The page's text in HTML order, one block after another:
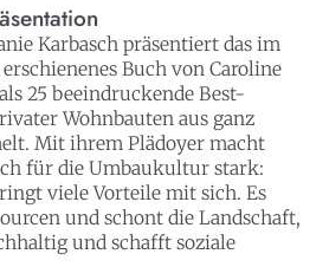
Karbasch präsentiert das im
Buch von Caroline
25 beeindruckende Best-
Wohnbauten aus ganz
Mit ihrem Plädoyer macht
für die Umbaukultur stark:
viele Vorteile mit sich. Es
und schont die Landschaft,
und schafft soziale